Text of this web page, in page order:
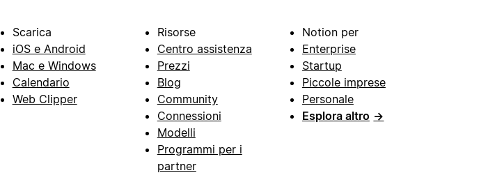
Scarica
iOS e Android
Mac e Windows
Calendario
Web Clipper
Risorse
Centro assistenza
Prezzi
Blog
Community
Connessioni
Modelli
Programmi per i
partner
Notion per
Enterprise
Startup
Piccole imprese
Personale
Esplora altro →